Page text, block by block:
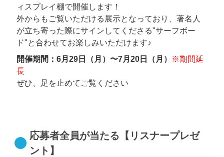
ィスプレイ棚で開催します！
外からもご覧いただける展示となっており、著名人
が立ち寄った際にサインしてくださる"サーフボー
ド"と合わせてお楽しみいただけます♪
開催期間：6月29日（月）〜7月20日（月）
※期間延
長
ぜひ、足を止めてご覧ください
応募者全員が当たる【リスナープレゼ
ント】